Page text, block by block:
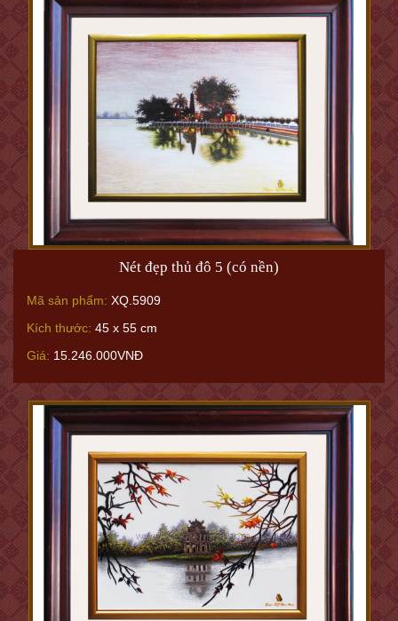
Nét đẹp thủ đô 5 (có nền)
Mã sản phẩm: XQ.5909
Kích thước: 45 x 55 cm
Giá: 15.246.000VNĐ